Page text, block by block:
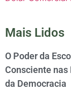
Mais Lidos
O Poder da
Consciente nas
da Democracia